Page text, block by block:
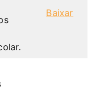
Baixar